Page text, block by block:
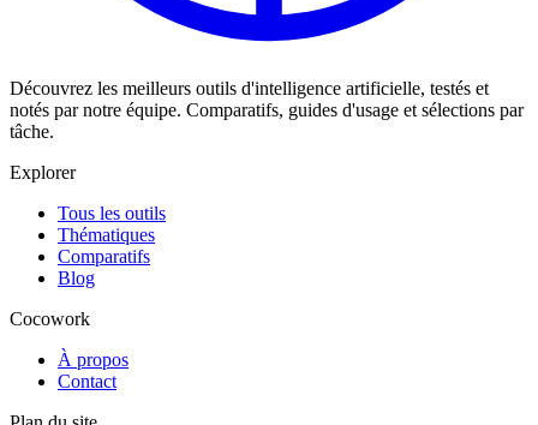
Découvrez les meilleurs outils d'intelligence artificielle, testés et
notés par notre équipe. Comparatifs, guides d'usage et sélections par
tâche.
Explorer
Tous les outils
Thématiques
Comparatifs
Blog
Cocowork
À propos
Contact